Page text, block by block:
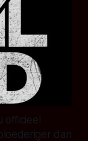
officieel
dan